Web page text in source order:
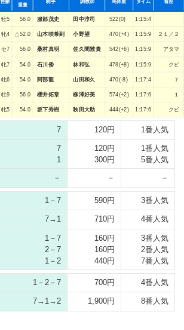
性齢
重量
騎手 調教師 馬体重 タイム 着差
牡5 56.0 服部茂史 田中淳司 522(0) 1:15:4
牝4 △52.0 山本咲希到 小野望 470(+4) 1:15:9 ２１／２
セ7 56.0 桑村真明 佐久間雅貴 542(+6) 1:15:9 アタマ
牝7 54.0 石川倭 林和弘 478(+8) 1:15:9 クビ
牝6 54.0 阿部龍 山田和久 470(-8) 1:17:4 ７
牡9 56.0 櫻井拓章 柳澤好美 574(+2) 1:17:6 １
牝5 54.0 坂下秀樹 秋田大助 444(+2) 1:17:6 クビ
7 120円 1番人気
7
1
120円
300円
1番人気
5番人気
－ － －
1－7 590円 3番人気
7→1 710円 4番人気
1－7
2－7
1－2
160円
160円
440円
3番人気
2番人気
7番人気
1－2－7 700円 4番人気
7→1→2 1,900円 8番人気